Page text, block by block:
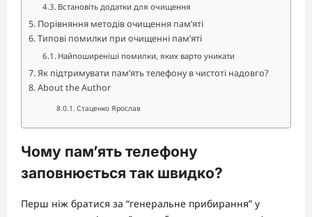
Встановіть додатки для очищення
Порівняння методів очищення пам’яті
Типові помилки при очищенні пам’яті
Найпоширеніші помилки, яких варто уникати
Як підтримувати пам’ять телефону в чистоті надовго?
About the Author
Стаценко Ярослав
Чому пам’ять телефону
заповнюється так швидко?
Перш ніж братися за “генеральне прибирання” у